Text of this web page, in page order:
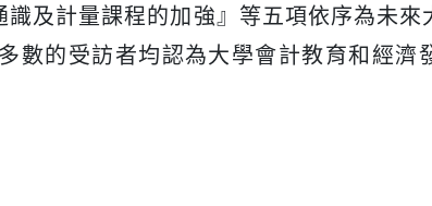
及計量課程的加強』等五項依序為未來
數的受訪者均認為大學會計教育和經濟